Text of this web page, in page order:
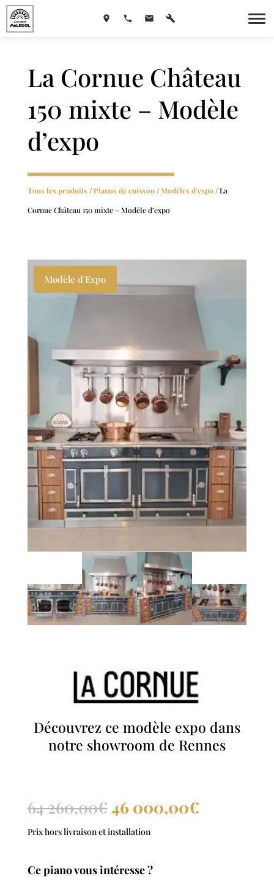
La Cornue Château
150 mixte – Modèle
d’expo
Tous les produits /Pianos de cuisson/Modèles d'expo/ La
Cornue Château 150 mixte – Modèle d’expo
Modèle d'Expo
Découvrez ce modèle expo dans
notre showroom de Rennes
64 260,00€ Le
prix
était :
46 000,00€Le
Prix hors livraison et installation
Ce piano vous intéresse ?